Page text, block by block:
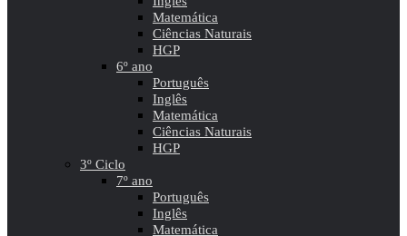
Matemática
Ciências Naturais
HGP
6º ano
Português
Inglês
Matemática
Ciências Naturais
HGP
3º Ciclo
7º ano
Português
Inglês
Matemática